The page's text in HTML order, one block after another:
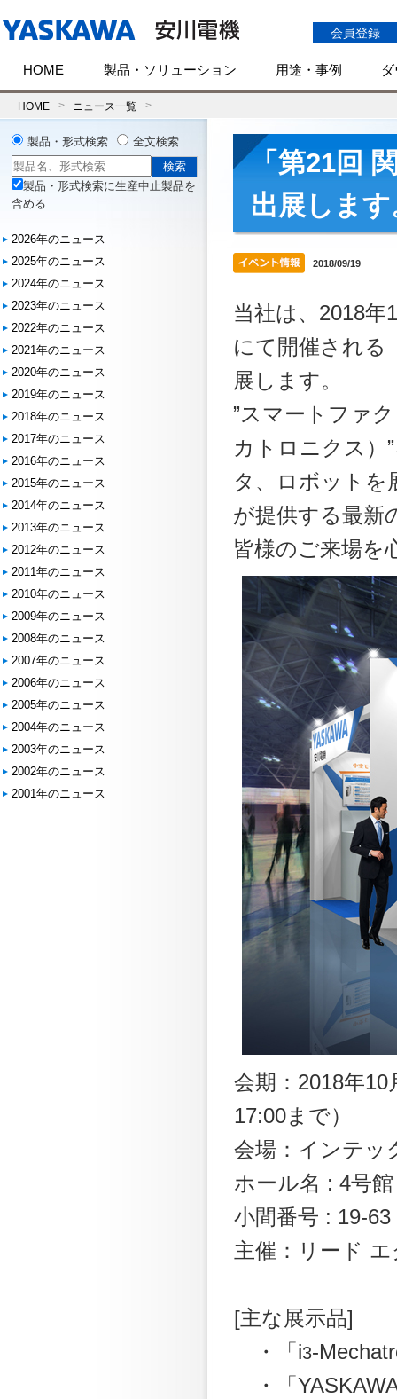
会員登録
HOME 製品・ソリューション 用途・事例
HOME ニュース一覧
「第21回
出展します
2018/09/19
当社は、2018年
にて開催される
展します。
”スマートファ
カトロニクス）
タ、ロボットを
が提供する最新
皆様のご来場を
会期：2018年
17:00まで）
会場：インテッ
ホール名 : 4号館
小間番号 : 19-63
主催：リード
[主な展示品]
・「i3-
・「
製品・形式検索 全文検索
製品・形式検索に生産中止製品を
含める
2026年のニュース
2025年のニュース
2024年のニュース
2023年のニュース
2022年のニュース
2021年のニュース
2020年のニュース
2019年のニュース
2018年のニュース
2017年のニュース
2016年のニュース
2015年のニュース
2014年のニュース
2013年のニュース
2012年のニュース
2011年のニュース
2010年のニュース
2009年のニュース
2008年のニュース
2007年のニュース
2006年のニュース
2005年のニュース
2004年のニュース
2003年のニュース
2002年のニュース
2001年のニュース